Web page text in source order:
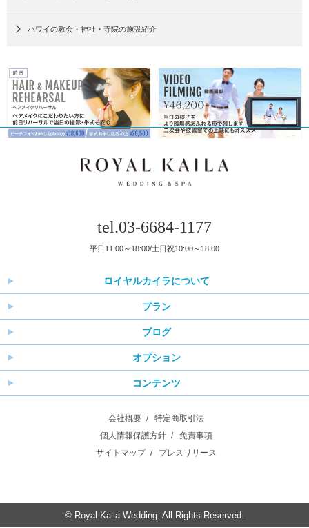
ハワイの教会・神社・寺院の施設紹介
tel.03-6684-1177
平日11:00～18:00/土日祝10:00～18:00
ロイヤルカイラについて
プラン
ブログ
オプション
コンテンツ
会社概要
特定商取引法
個人情報保護方針
免責事項
サイトマップ
プレスリリース
© Royal Kaila Wedding. All Rights Reserved.